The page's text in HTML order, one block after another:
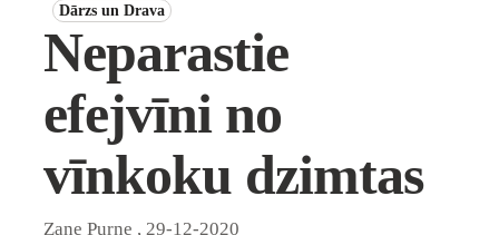
Dārzs un Drava
Neparastie
efejvīni no
vīnkoku dzimtas
Zane Purne , 29-12-2020